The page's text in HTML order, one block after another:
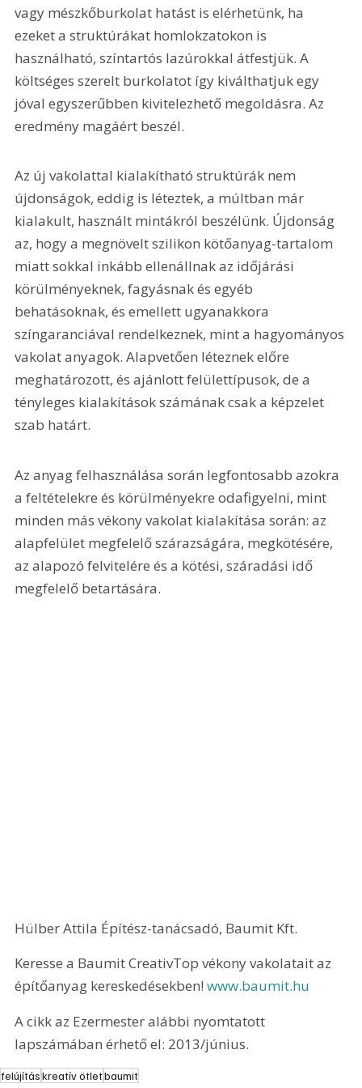
vagy mészkőburkolat hatást is elérhetünk, ha
ezeket a struktúrákat homlokzatokon is
használható, színtartós lazúrokkal átfestjük. A
költséges szerelt burkolatot így kiválthatjuk egy
jóval egyszerűbben kivitelezhető megoldásra. Az
eredmény magáért beszél.
Az új vakolattal kialakítható struktúrák nem
újdonságok, eddig is léteztek, a múltban már
kialakult, használt mintákról beszélünk. Újdonság
az, hogy a megnövelt szilikon kötőanyag-tartalom
miatt sokkal inkább ellenállnak az időjárási
körülményeknek, fagyásnak és egyéb
behatásoknak, és emellett ugyanakkora
színgaranciával rendelkeznek, mint a hagyományos
vakolat anyagok. Alapvetően léteznek előre
meghatározott, és ajánlott felülettípusok, de a
tényleges kialakítások számának csak a képzelet
szab határt.
Az anyag felhasználása során legfontosabb azokra
a feltételekre és körülményekre odafigyelni, mint
minden más vékony vakolat kialakítása során: az
alapfelület megfelelő szárazságára, megkötésére,
az alapozó felvitelére és a kötési, száradási idő
megfelelő betartására.
Hülber Attila Építész-tanácsadó, Baumit Kft.
Keresse a Baumit CreativTop vékony vakolatait az
építőanyag kereskedésekben! www.baumit.hu
A cikk az Ezermester alábbi nyomtatott
lapszámában érhető el: 2013/június.
felújításkreatív ötletbaumit